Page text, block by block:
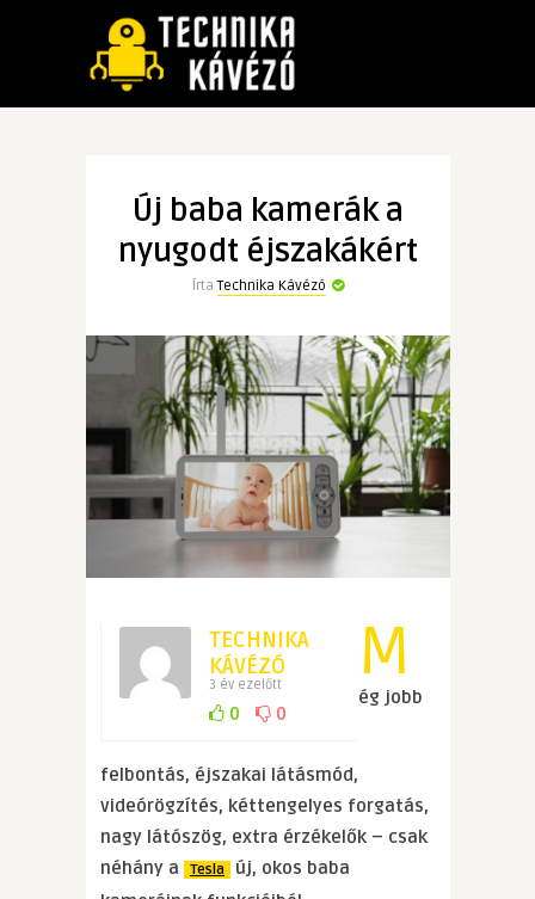
Új baba kamerák a
nyugodt éjszakákért
ÍrtaTechnika Kávézó
TECHNIKA
KÁVÉZÓ
3 év ezelőtt
0 0
M
ég jobb
felbontás, éjszakai látásmód,
videórögzítés, kéttengelyes forgatás,
nagy látószög, extra érzékelők – csak
néhány a
Tesla
új, okos baba